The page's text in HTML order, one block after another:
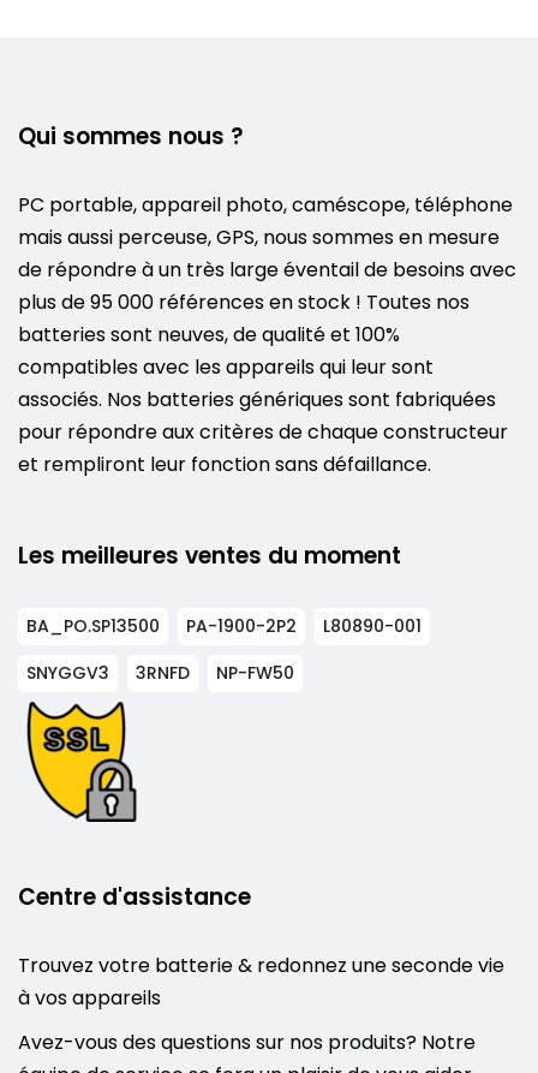
Qui sommes nous ?
PC portable, appareil photo, caméscope, téléphone
mais aussi perceuse, GPS, nous sommes en mesure
de répondre à un très large éventail de besoins avec
plus de 95 000 références en stock ! Toutes nos
batteries sont neuves, de qualité et 100%
compatibles avec les appareils qui leur sont
associés. Nos batteries génériques sont fabriquées
pour répondre aux critères de chaque constructeur
et rempliront leur fonction sans défaillance.
Les meilleures ventes du moment
BA_PO.SP13500 PA-1900-2P2
L80890-001
SNYGGV3
3RNFD NP-FW50
Centre d'assistance
Trouvez votre batterie & redonnez une seconde vie
à vos appareils
Avez-vous des questions sur nos produits? Notre